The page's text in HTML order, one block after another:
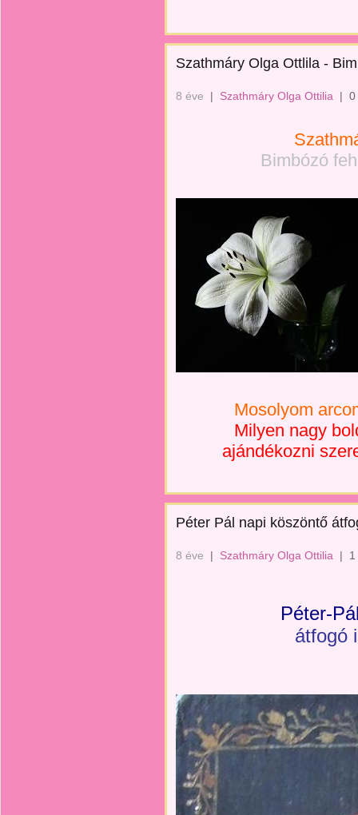
Szathmáry Olga Ottlila -
8 éve | Szathmáry Olga Ottilia | 0
Bimbózó
Mosolyom
Milyen nagy
ajándékozni
Péter Pál napi köszöntő
8 éve | Szathmáry Olga Ottilia |
Péter-
átfogó